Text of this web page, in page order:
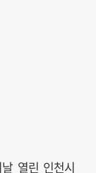
열린 인천시